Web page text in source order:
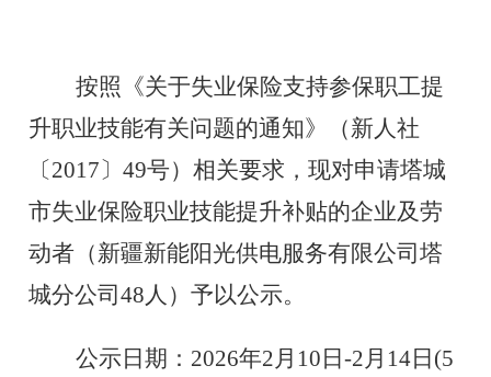
按照《关于失业保险支持参保职工提
升职业技能有关问题的通知》（新人社
〔2017〕49号）相关要求，现对申请塔城
市失业保险职业技能提升补贴的企业及劳
动者（新疆新能阳光供电服务有限公司塔
城分公司48人）予以公示。
公示日期： 2026年2月10日-2月14日(5